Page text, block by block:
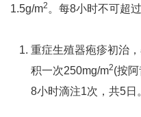
1.5g/m2 。每8小时不可超
重症生殖器疱疹初治
积一次250mg/m2(按
8小时滴注1次，共5日